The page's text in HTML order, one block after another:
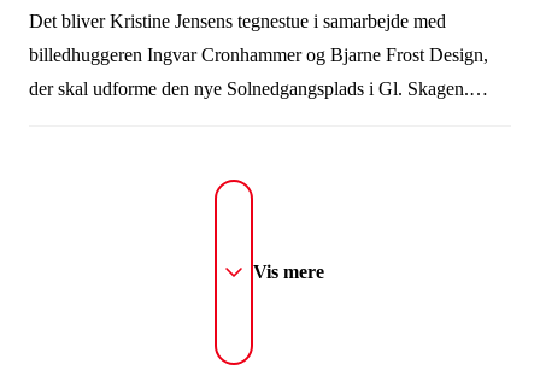
Det bliver Kristine Jensens tegnestue i samarbejde med
billedhuggeren Ingvar Cronhammer og Bjarne Frost Design,
der skal udforme den nye Solnedgangsplads i Gl. Skagen.
Solnedgangspladsen i Gl. Skagen som en del af Realdanias
Vis mere